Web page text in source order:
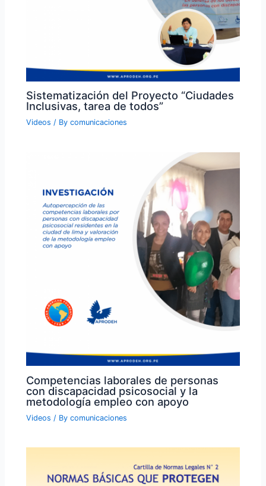
Sistematización del Proyecto “Ciudades
Inclusivas, tarea de todos”
Videos / Bycomunicaciones
Competencias laborales de personas
con discapacidad psicosocial y la
metodología empleo con apoyo
Videos / Bycomunicaciones